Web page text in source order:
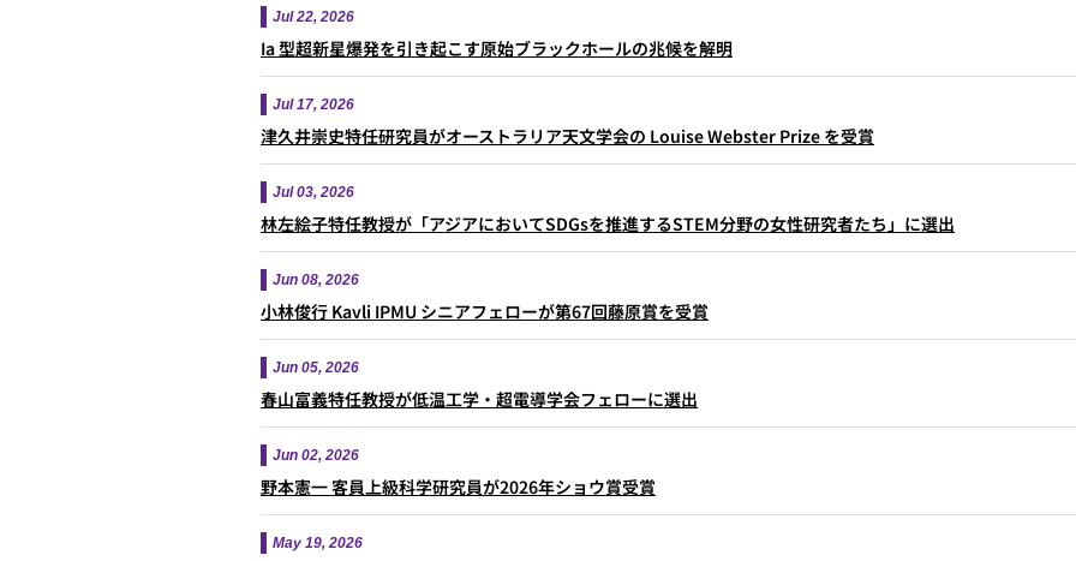
Jul 22, 2026
Ia 型超新星爆発を引き起こす原始ブラックホールの兆候を解明
Jul 17, 2026
津久井崇史特任研究員がオーストラリア天文学会の Louise Webster Prize を受賞
Jul 03, 2026
林左絵子特任教授が「アジアにおいてSDGsを推進するSTEM分野の女性研究者たち」に選出
Jun 08, 2026
小林俊行 Kavli IPMU シニアフェローが第67回藤原賞を受賞
Jun 05, 2026
春山富義特任教授が低温工学・超電導学会フェローに選出
Jun 02, 2026
野本憲一 客員上級科学研究員が2026年ショウ賞受賞
May 19, 2026